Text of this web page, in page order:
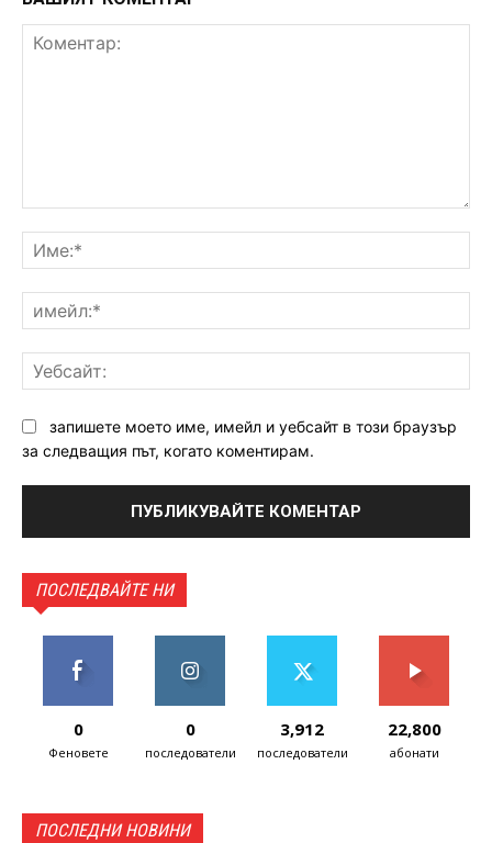
запишете моето име, имейл и уебсайт в този браузър
за следващия път, когато коментирам.
ПОСЛЕДВАЙТЕ НИ
0
Феновете
0
последователи
3,912
последователи
22,800
абонати
ПОСЛЕДНИ НОВИНИ